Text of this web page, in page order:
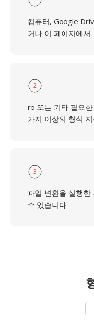
컴퓨터, Google
거나 이 페이지에서
2
rb 또는 기타 필요
가지 이상의 형식 지
3
파일 변환을 실행
수 있습니다